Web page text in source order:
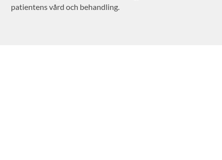
patientens vård och behandling.